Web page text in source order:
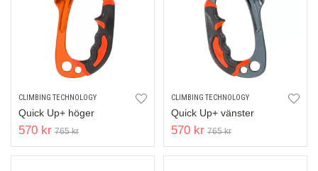
CLIMBING TECHNOLOGY
Quick Up+ höger
570 kr 765 kr
CLIMBING TECHNOLOGY
Quick Up+ vänster
570 kr 765 kr